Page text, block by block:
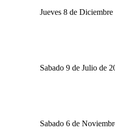
Jueves 8 de Diciembre
Sabado 9 de Julio de
Sabado 6 de